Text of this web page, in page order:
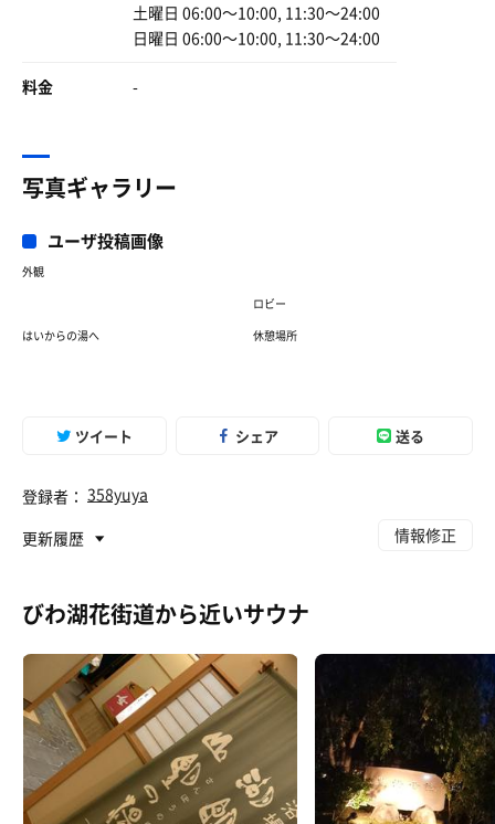
土曜日 06:00〜10:00, 11:30〜24:00
日曜日 06:00〜10:00, 11:30〜24:00
料金 -
写真ギャラリー
ユーザ投稿画像
外観
ロビー
はいからの湯へ
休憩場所
ツイート シェア 送る
登録者： 358yuya
更新履歴
情報修正
びわ湖花街道から近いサウナ